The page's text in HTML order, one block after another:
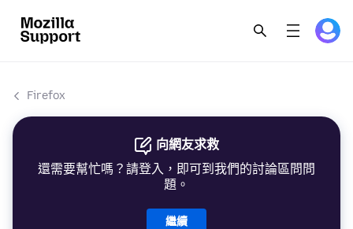
Firefox
向網友求救
還需要幫忙嗎？請登入，即可到我們的討論區問問
題。
繼續